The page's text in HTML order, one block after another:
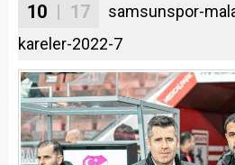
10 | 17
samsunspor-
kareler-2022-7